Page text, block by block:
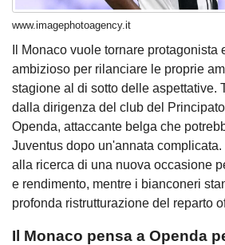
www.imagephotoagency.it
Il Monaco vuole tornare protagonista
ambizioso per rilanciare le proprie
stagione al di sotto delle aspettative.
dalla dirigenza del club del
Openda, attaccante belga che
Juventus dopo un'annata
alla ricerca di una nuova occasione
e rendimento, mentre i bianconeri
profonda ristrutturazione del reparto
Il Monaco pensa a Openda